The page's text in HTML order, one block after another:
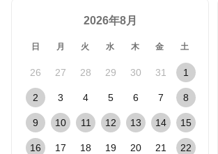
2026年8月
日 月 火 水 木 金 土
26 27 28 29 30 31 1
2 3 4 5 6 7 8
9 10 11 12 13 14 15
16 17 18 19 20 21 22